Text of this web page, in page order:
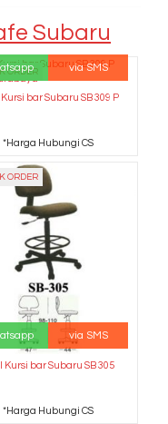
Subaru
ORDER via SMS
bar Subaru SB 309 P
*Harga Hubungi CS
ORDER
via SMS
Kursi bar Subaru SB 305
*Harga Hubungi CS